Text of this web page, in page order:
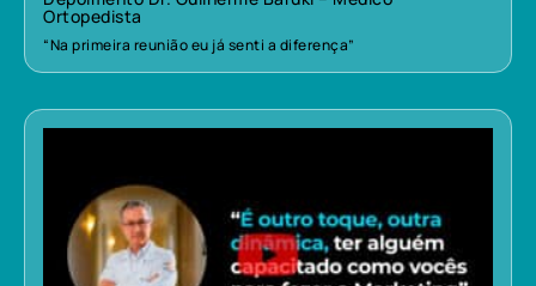
Ortopedista
“Na primeira reunião eu já senti a diferença”